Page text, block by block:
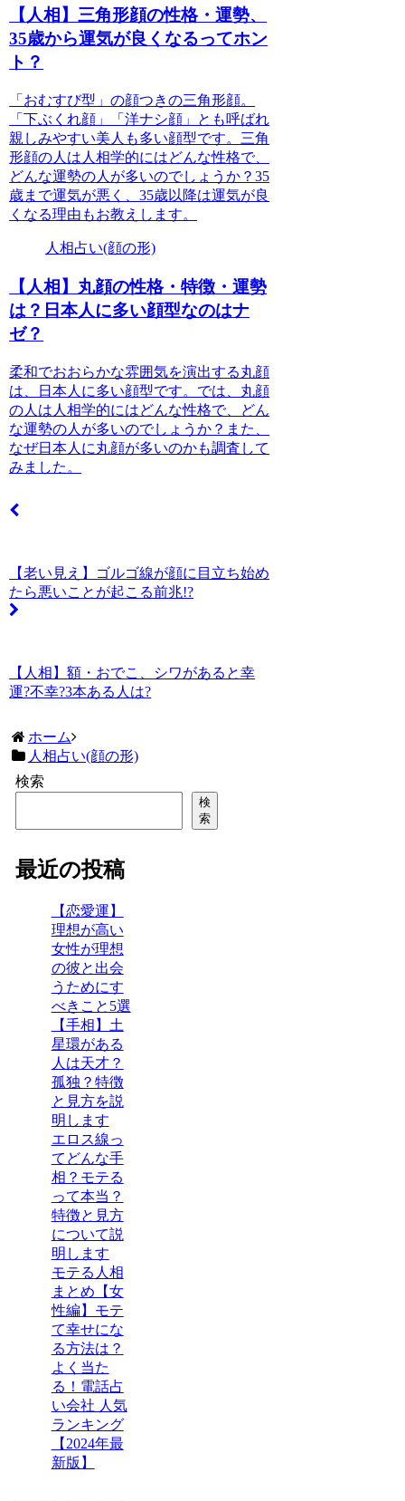
【人相】三角形顔の性格・運勢、
35歳から運気が良くなるってホン
ト？
「おむすび型」の顔つきの三角形顔。
「下ぶくれ顔」「洋ナシ顔」とも呼ばれ
親しみやすい美人も多い顔型です。三角
形顔の人は人相学的にはどんな性格で、
どんな運勢の人が多いのでしょうか？35
歳まで運気が悪く、35歳以降は運気が良
くなる理由もお教えします。
人相占い(顔の形)
【人相】丸顔の性格・特徴・運勢
は？日本人に多い顔型なのはナ
ゼ？
柔和でおおらかな雰囲気を演出する丸顔
は、日本人に多い顔型です。では、丸顔
の人は人相学的にはどんな性格で、どん
な運勢の人が多いのでしょうか？また、
なぜ日本人に丸顔が多いのかも調査して
みました。
【老い見え】ゴルゴ線が顔に目立ち始め
たら悪いことが起こる前兆!?
【人相】額・おでこ、シワがあると幸
運?不幸?3本ある人は?
ホーム
人相占い(顔の形)
検索
検
索
最近の投稿
【恋愛運】
理想が高い
女性が理想
の彼と出会
うためにす
べきこと5選
【手相】土
星環がある
人は天才？
孤独？特徴
と見方を説
明します
エロス線っ
てどんな手
相？モテる
って本当？
特徴と見方
について説
明します
モテる人相
まとめ【女
性編】モテ
て幸せにな
る方法は？
よく当た
る！電話占
い会社 人気
ランキング
【2024年最
新版】